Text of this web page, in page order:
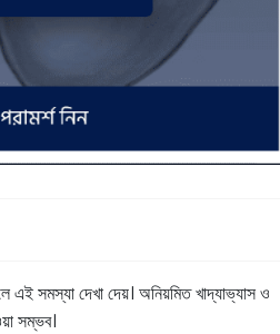
এই সমস্যা দেখা দেয়। অনিয়মিত খাদ্যাভ্যাস ও
সম্ভব।